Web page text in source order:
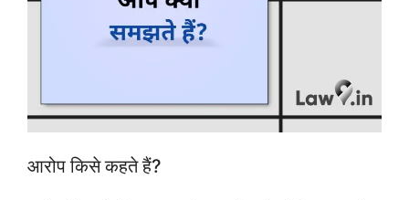
आरोप किसे कहते हैं?